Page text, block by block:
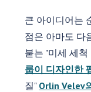
큰 아이디어는
점은 아마도 다
붙는 "미세 세
룹이 디자인한
질" Orlin Velev